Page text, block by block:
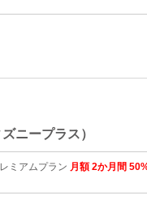
ニープラス）
ミアムプラン 月額 2か月間